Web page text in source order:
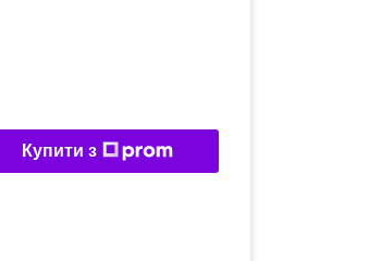
Купити з